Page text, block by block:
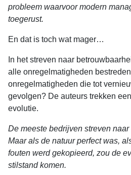
probleem waarvoor modern
toegerust.
En dat is toch wat mager…
In het streven naar
alle onregelmatigheden
onregelmatigheden die tot
gevolgen? De auteurs trekken
evolutie.
De meeste bedrijven streven
Maar als de natuur perfect was,
fouten werd gekopieerd, zou de
stilstand komen.